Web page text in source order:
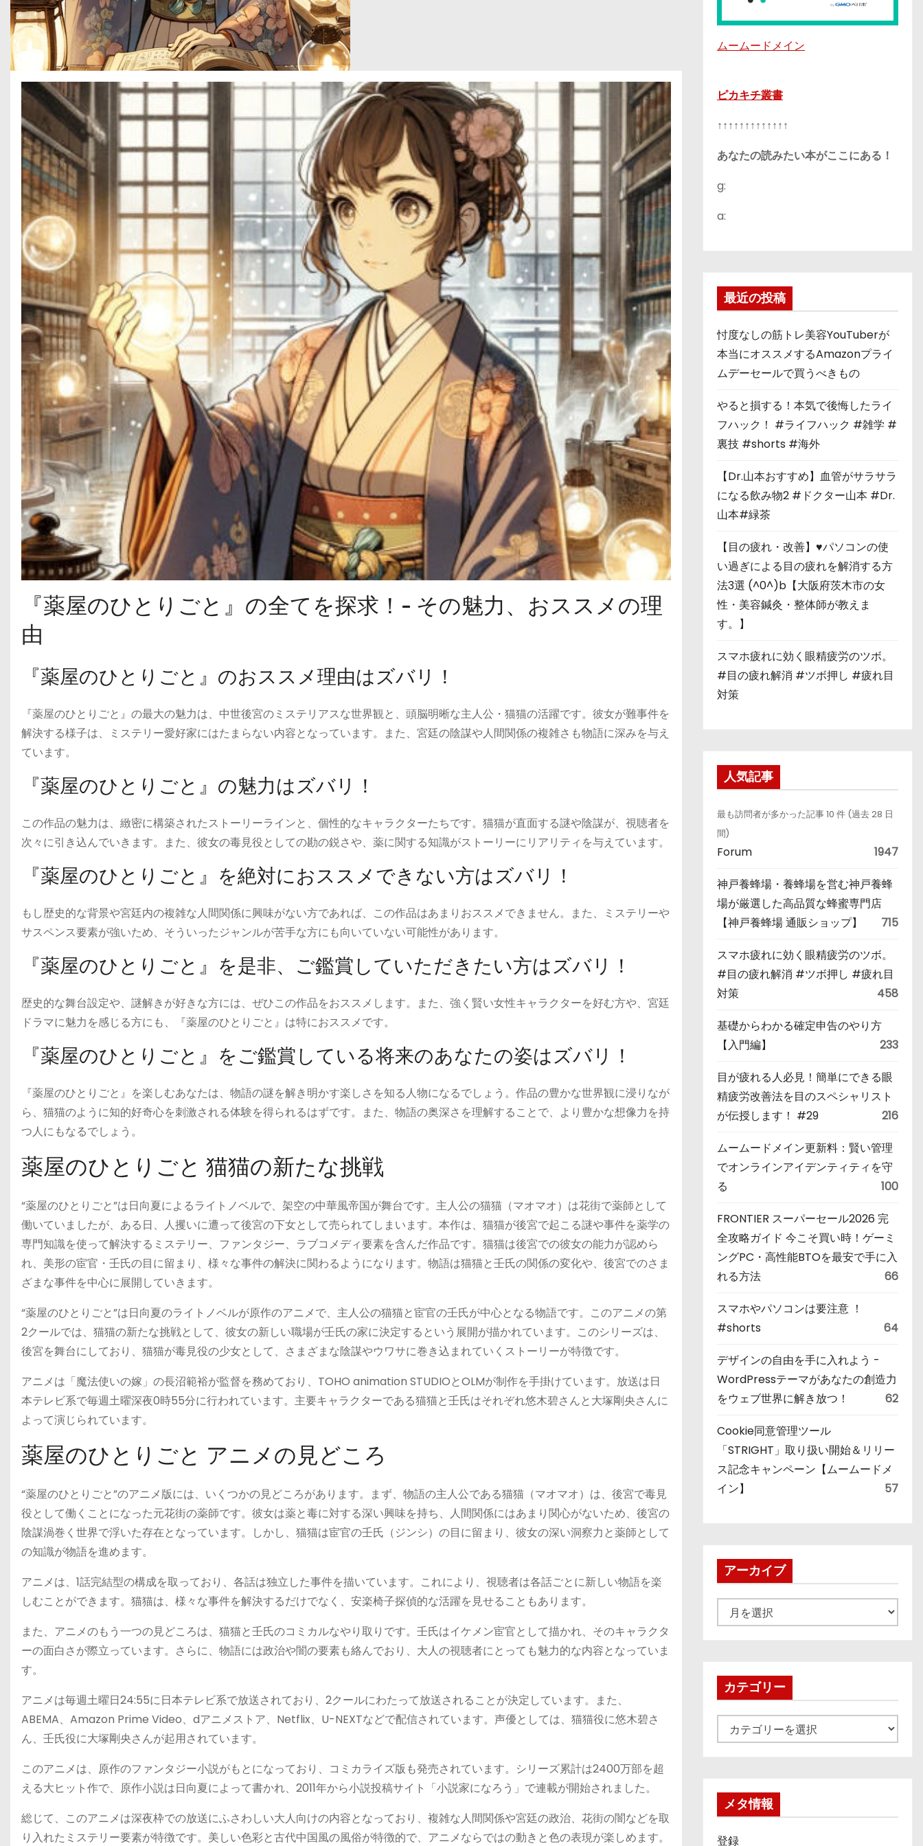
『薬屋のひとりごと』の全てを探求！- その魅力、おススメの理
由
『薬屋のひとりごと』のおススメ理由はズバリ！
『薬屋のひとりごと』の最大の魅力は、中世後宮のミステリアスな世界観と、頭脳明晰な主人公・猫猫の活躍です。彼女が難事件を
解決する様子は、ミステリー愛好家にはたまらない内容となっています。また、宮廷の陰謀や人間関係の複雑さも物語に深みを与え
ています。
『薬屋のひとりごと』の魅力はズバリ！
この作品の魅力は、緻密に構築されたストーリーラインと、個性的なキャラクターたちです。猫猫が直面する謎や陰謀が、視聴者を
次々に引き込んでいきます。また、彼女の毒見役としての勘の鋭さや、薬に関する知識がストーリーにリアリティを与えています。
『薬屋のひとりごと』を絶対におススメできない方はズバリ！
もし歴史的な背景や宮廷内の複雑な人間関係に興味がない方であれば、この作品はあまりおススメできません。また、ミステリーや
サスペンス要素が強いため、そういったジャンルが苦手な方にも向いていない可能性があります。
『薬屋のひとりごと』を是非、ご鑑賞していただきたい方はズバリ！
歴史的な舞台設定や、謎解きが好きな方には、ぜひこの作品をおススメします。また、強く賢い女性キャラクターを好む方や、宮廷
ドラマに魅力を感じる方にも、『薬屋のひとりごと』は特におススメです。
『薬屋のひとりごと』をご鑑賞している将来のあなたの姿はズバリ！
『薬屋のひとりごと』を楽しむあなたは、物語の謎を解き明かす楽しさを知る人物になるでしょう。作品の豊かな世界観に浸りなが
ら、猫猫のように知的好奇心を刺激される体験を得られるはずです。また、物語の奥深さを理解することで、より豊かな想像力を持
つ人にもなるでしょう。
薬屋のひとりごと 猫猫の新たな挑戦
“薬屋のひとりごと”は日向夏によるライトノベルで、架空の中華風帝国が舞台です。主人公の猫猫（マオマオ）は花街で薬師として
働いていましたが、ある日、人攫いに遭って後宮の下女として売られてしまいます。本作は、猫猫が後宮で起こる謎や事件を薬学の
専門知識を使って解決するミステリー、ファンタジー、ラブコメディ要素を含んだ作品です。猫猫は後宮での彼女の能力が認めら
れ、美形の宦官・壬氏の目に留まり、様々な事件の解決に関わるようになります。物語は猫猫と壬氏の関係の変化や、後宮でのさま
ざまな事件を中心に展開していきます​​。
“薬屋のひとりごと”は日向夏のライトノベルが原作のアニメで、主人公の猫猫と宦官の壬氏が中心となる物語です。このアニメの第
2クールでは、猫猫の新たな挑戦として、彼女の新しい職場が壬氏の家に決定するという展開が描かれています。このシリーズは、
後宮を舞台にしており、猫猫が毒見役の少女として、さまざまな陰謀やウワサに巻き込まれていくストーリーが特徴です。
アニメは「魔法使いの嫁」の長沼範裕が監督を務めており、TOHO animation STUDIOとOLMが制作を手掛けています。放送は日
本テレビ系で毎週土曜深夜0時55分に行われています。主要キャラクターである猫猫と壬氏はそれぞれ悠木碧さんと大塚剛央さんに
よって演じられています​​​​​​。
薬屋のひとりごと アニメの見どころ
“薬屋のひとりごと”のアニメ版には、いくつかの見どころがあります。まず、物語の主人公である猫猫（マオマオ）は、後宮で毒見
役として働くことになった元花街の薬師です。彼女は薬と毒に対する深い興味を持ち、人間関係にはあまり関心がないため、後宮の
陰謀渦巻く世界で浮いた存在となっています。しかし、猫猫は宦官の壬氏（ジンシ）の目に留まり、彼女の深い洞察力と薬師として
の知識が物語を進めます。
アニメは、1話完結型の構成を取っており、各話は独立した事件を描いています。これにより、視聴者は各話ごとに新しい物語を楽
しむことができます。猫猫は、様々な事件を解決するだけでなく、安楽椅子探偵的な活躍を見せることもあります。
また、アニメのもう一つの見どころは、猫猫と壬氏のコミカルなやり取りです。壬氏はイケメン宦官として描かれ、そのキャラクタ
ーの面白さが際立っています。さらに、物語には政治や闇の要素も絡んでおり、大人の視聴者にとっても魅力的な内容となっていま
す。
アニメは毎週土曜日24:55に日本テレビ系で放送されており、2クールにわたって放送されることが決定しています。また、
ABEMA、Amazon Prime Video、dアニメストア、Netflix、U-NEXTなどで配信されています。声優としては、猫猫役に悠木碧さ
ん、壬氏役に大塚剛央さんが起用されています。
このアニメは、原作のファンタジー小説がもとになっており、コミカライズ版も発売されています。シリーズ累計は2400万部を超
える大ヒット作で、原作小説は日向夏によって書かれ、2011年から小説投稿サイト「小説家になろう」で連載が開始されました。
総じて、このアニメは深夜枠での放送にふさわしい大人向けの内容となっており、複雑な人間関係や宮廷の政治、花街の闇などを取
り入れたミステリー要素が特徴です。美しい色彩と古代中国風の風俗が特徴的で、アニメならではの動きと色の表現が楽しめます​​​​​​。
ムームードメイン
ピカキチ叢書
↑↑↑↑↑↑↑↑↑↑↑↑↑
あなたの読みたい本がここにある！
g:
a:
最近の投稿
忖度なしの筋トレ美容YouTuberが
本当にオススメするAmazonプライ
ムデーセールで買うべきもの
やると損する！本気で後悔したライ
フハック！ #ライフハック #雑学 #
裏技 #shorts #海外
【Dr.山本おすすめ】血管がサラサラ
になる飲み物2 #ドクター山本 #Dr.
山本#緑茶
【目の疲れ・改善】♥パソコンの使
い過ぎによる目の疲れを解消する方
法3選 (^0^)b【大阪府茨木市の女
性・美容鍼灸・整体師が教えま
す。】
スマホ疲れに効く眼精疲労のツボ。
#目の疲れ解消 #ツボ押し #疲れ目
対策
人気記事
最も訪問者が多かった記事 10 件 (過去 28 日
間)
Forum 1947
神戸養蜂場・養蜂場を営む神戸養蜂
場が厳選した高品質な蜂蜜専門店
【神戸養蜂場 通販ショップ】
715
スマホ疲れに効く眼精疲労のツボ。
#目の疲れ解消 #ツボ押し #疲れ目
対策
458
基礎からわかる確定申告のやり方
【入門編】
233
目が疲れる人必見！簡単にできる眼
精疲労改善法を目のスペシャリスト
が伝授します！ #29
216
ムームードメイン更新料：賢い管理
でオンラインアイデンティティを守
る
100
FRONTIER スーパーセール2026 完
全攻略ガイド 今こそ買い時！ゲーミ
ングPC・高性能BTOを最安で手に入
れる方法
66
スマホやパソコンは要注意 ！
#shorts
64
デザインの自由を手に入れよう -
WordPressテーマがあなたの創造力
をウェブ世界に解き放つ！
62
Cookie同意管理ツール
「STRIGHT」取り扱い開始＆リリー
ス記念キャンペーン【ムームードメ
イン】
57
アーカイブ
ー
ブカテゴリー
テ
メタ情報
登録